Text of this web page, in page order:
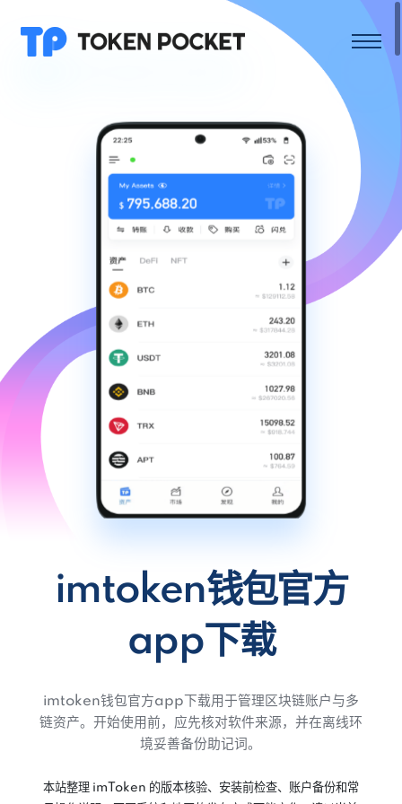
imtoken钱包官方
app下载
imtoken钱包官方app下载用于管理区块链账户与多
链资产。开始使用前，应先核对软件来源，并在离线环
境妥善备份助记词。
本站整理 imToken 的版本核验、安装前检查、账户备份和常